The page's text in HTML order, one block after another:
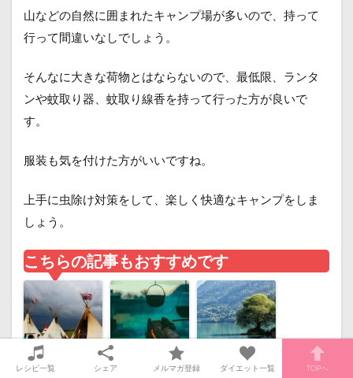
山などの自然に囲まれたキャンプ場が多いので、持って
行って間違いなしでしょう。
そんなに大きな荷物とはならないので、最低限、ランタ
ンや蚊取り器、蚊取り線香を持って行った方が良いで
す。
服装も気を付けた方がいいですね。
上手に虫除け対策をして、楽しく快適なキャンプをしま
しょう。
こちらの記事もおすすめです
キャンプ料理に キャンプの料理 滋賀県のキャン
レシピ一覧 シェア メルマガ登録 ダイエット一覧 TOPへ